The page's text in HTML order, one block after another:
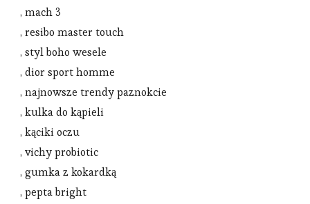
, mach 3
, resibo master touch
, styl boho wesele
, dior sport homme
, najnowsze trendy paznokcie
, kulka do kąpieli
, kąciki oczu
, vichy probiotic
, gumka z kokardką
, pepta bright